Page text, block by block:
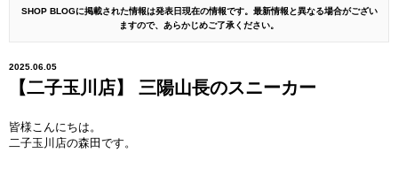
SHOP BLOGに掲載された情報は発表日現在の情報です。最新情報と異なる場合がござい
ますので、あらかじめご了承ください。
2025.06.05
【二子玉川店】 三陽山長のスニーカー
皆様こんにちは。
二子玉川店の森田です。